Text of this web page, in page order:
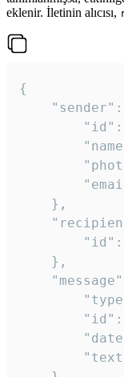
eklenir. İletinin alıcısı,
{